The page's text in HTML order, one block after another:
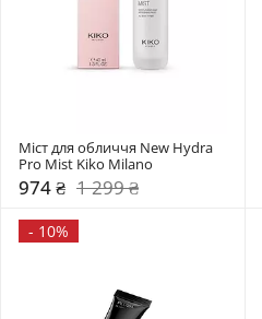
Міст для обличчя New Hydra
Pro Mist Kiko Milano
974 ₴ 1 299 ₴
- 10%